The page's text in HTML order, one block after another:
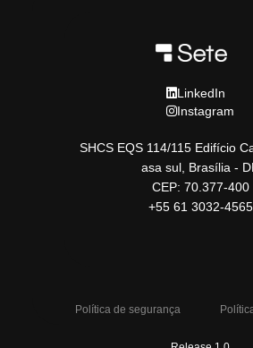
LinkedIn
Instagram
SHCS EQS 114/115 Edifício
asa sul, Brasília -
CEP: 70.377-400
+55 61 3032-4565
Política de segurança